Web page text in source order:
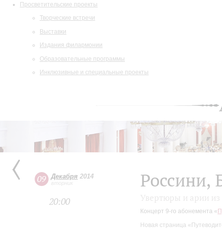
Просветительские проекты
Творческие встречи
Выставки
Издания филармонии
Образовательные программы
Инклюзивные и специальные проекты
09 Декабря 2014
вторник
20:00
Россини,
Концерт 9-го абонемента «
Новая страница